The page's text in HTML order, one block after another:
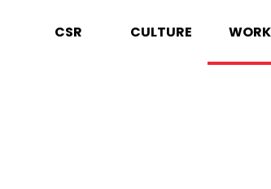
CSR CULTURE